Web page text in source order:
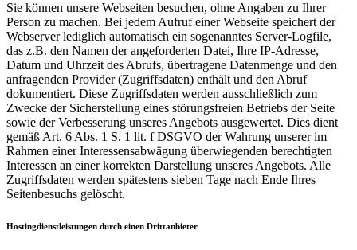
Sie können unsere Webseiten besuchen, ohne Angaben zu Ihrer
Person zu machen. Bei jedem Aufruf einer Webseite speichert der
Webserver lediglich automatisch ein sogenanntes Server-Logfile,
das z.B. den Namen der angeforderten Datei, Ihre IP-Adresse,
Datum und Uhrzeit des Abrufs, übertragene Datenmenge und den
anfragenden Provider (Zugriffsdaten) enthält und den Abruf
dokumentiert. Diese Zugriffsdaten werden ausschließlich zum
Zwecke der Sicherstellung eines störungsfreien Betriebs der Seite
sowie der Verbesserung unseres Angebots ausgewertet. Dies dient
gemäß Art. 6 Abs. 1 S. 1 lit. f DSGVO der Wahrung unserer im
Rahmen einer Interessensabwägung überwiegenden berechtigten
Interessen an einer korrekten Darstellung unseres Angebots. Alle
Zugriffsdaten werden spätestens sieben Tage nach Ende Ihres
Seitenbesuchs gelöscht.
Hostingdienstleistungen durch einen Drittanbieter